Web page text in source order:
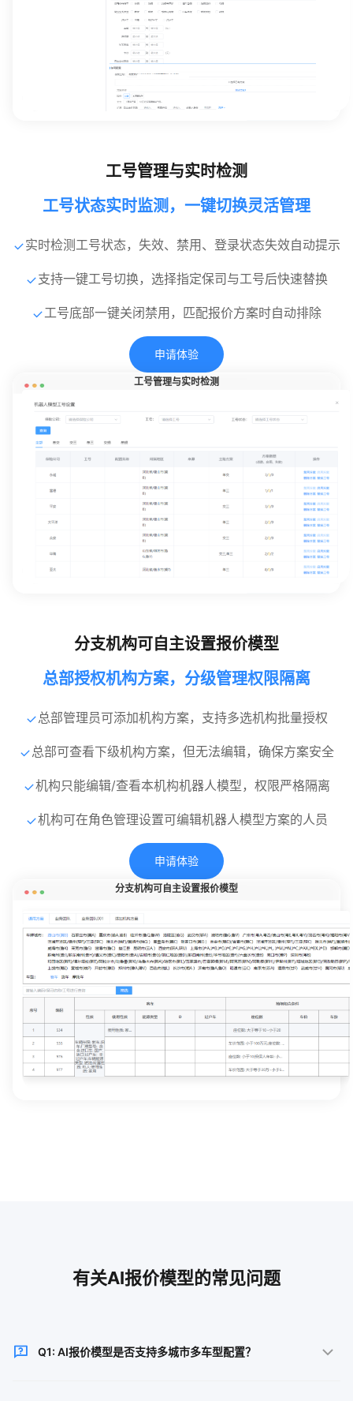
工号管理与实时检测
工号状态实时监测，一键切换灵活管理
实时检测工号状态，失效、禁用、登录状态失效自动提示
支持一键工号切换，选择指定保司与工号后快速替换
工号底部一键关闭禁用，匹配报价方案时自动排除
申请体验
工号管理与实时检测
分支机构可自主设置报价模型
总部授权机构方案，分级管理权限隔离
总部管理员可添加机构方案，支持多选机构批量授权
总部可查看下级机构方案，但无法编辑，确保方案安全
机构只能编辑/查看本机构机器人模型，权限严格隔离
机构可在角色管理设置可编辑机器人模型方案的人员
申请体验
分支机构可自主设置报价模型
有关AI报价模型的常见问题
Q1: AI报价模型是否支持多城市多车型配置？